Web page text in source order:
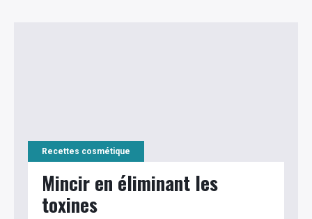
Recettes cosmétique
Mincir en éliminant les
toxines